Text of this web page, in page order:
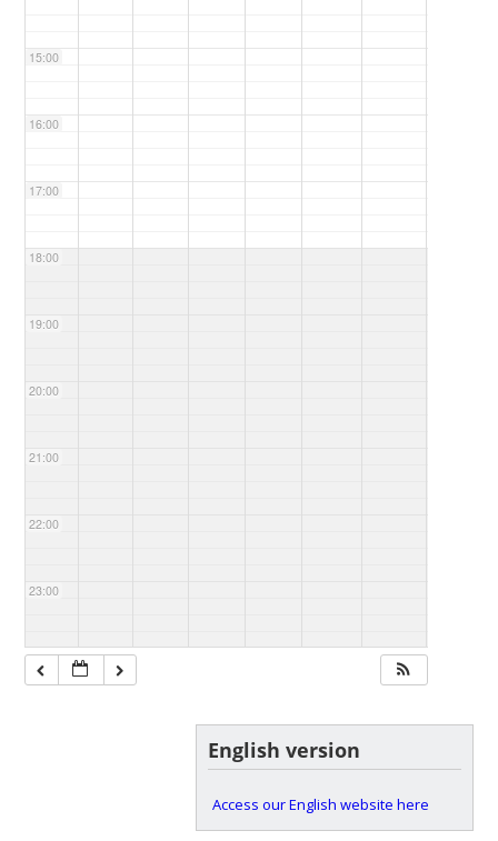
15:00
16:00
17:00
18:00
19:00
20:00
21:00
22:00
23:00
English version
Access our English website here